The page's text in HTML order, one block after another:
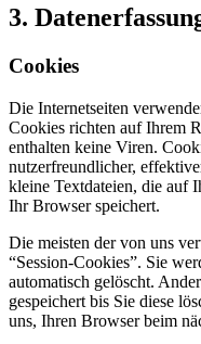
3.
Cookies
Die Internetseiten
Cookies richten auf Ihrem
enthalten keine Viren.
nutzerfreundlicher,
kleine Textdateien, die auf
Ihr Browser speichert.
Die meisten der von uns
“Session-Cookies”. Sie
automatisch gelöscht.
gespeichert bis Sie diese
uns, Ihren Browser beim